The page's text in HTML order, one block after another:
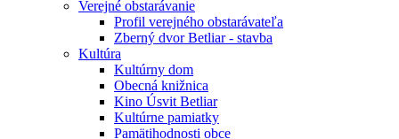
Verejné obstarávanie
Profil verejného obstarávateľa
Zberný dvor Betliar - stavba
Kultúra
Kultúrny dom
Obecná knižnica
Kino Úsvit Betliar
Kultúrne pamiatky
Pamätihodnosti obce